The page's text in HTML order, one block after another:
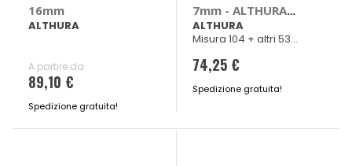
16mm
ALTHURA
A partire da
89,10 €
Spedizione gratuita!
7mm - ALTHURA
Audi A4, A5, A6, A7,
A8, S8, Bmw Serie
(E46), Serie 5, Serie
6
ALTHURA
Misura 104 + altri 53
74,25 €
Spedizione gratuita!